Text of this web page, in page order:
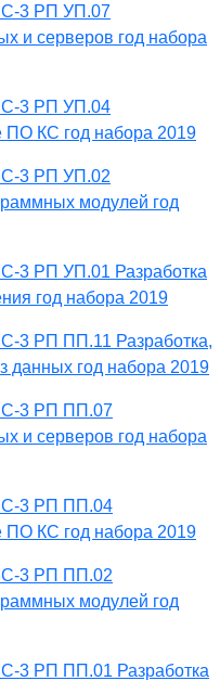
3 РП УП.07
и серверов год набора
3 РП УП.04
ПО КС год набора 2019
3 РП УП.02
модулей год
3 РП УП.01 Разработка
год набора 2019
3 РП ПП.11 Разработка,
данных год набора 2019
3 РП ПП.07
и серверов год набора
3 РП ПП.04
ПО КС год набора 2019
3 РП ПП.02
модулей год
3 РП ПП.01 Разработка